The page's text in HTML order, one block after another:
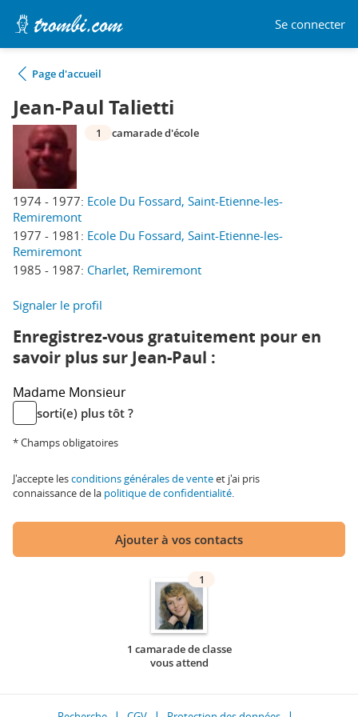
Se connecter
Page d'accueil
Jean-Paul Talietti
1974 - 1977: Ecole Du Fossard, Saint-Etienne-les-
Remiremont
1977 - 1981: Ecole Du Fossard, Saint-Etienne-les-
Remiremont
1985 - 1987: Charlet, Remiremont
1 camarade d'école
Signaler le profil
Enregistrez-vous gratuitement pour en
savoir plus sur Jean-Paul :
Madame Monsieur
sorti(e) plus tôt ?
* Champs obligatoires
J'accepte lesconditions générales de venteet j'ai pris
connaissance de la politique de confidentialité.
Ajouter à vos contacts
1
1 camarade de classe
vous attend